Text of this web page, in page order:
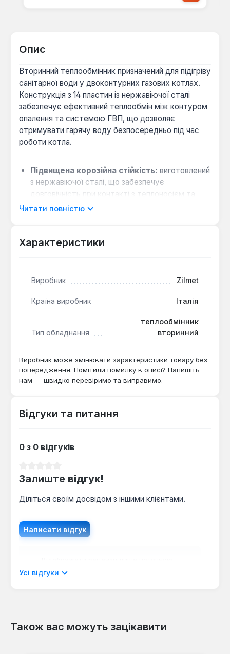
Опис
Вторинний теплообмінник призначений для підігріву
санітарної води у двоконтурних газових котлах.
Конструкція з 14 пластин із нержавіючої сталі
забезпечує ефективний теплообмін між контуром
опалення та системою ГВП, що дозволяє
отримувати гарячу воду безпосередньо під час
роботи котла.
Підвищена корозійна стійкість: виготовлений
з нержавіючої сталі, що забезпечує
довговічність при контакті з теплоносієм та
підігрітою водопровідною водою.
нагрів води з мінімальними тепловтратами.
двоконтурного котла при виході з ладу
Запчастина виробництва Zilmet підходить для
заміни в котлах відповідних моделей, де
вузол. Її встановлення відновлює роботу контуру
гарячого водопостачання, що робить деталь
ключовою для експлуатації котла в режимі
Читати повністю
Характеристики
Виробник Zilmet
Країна виробник Італія
Тип обладнання
теплообмінник
вторинний
Виробник може змінювати характеристики товару без
попередження. Помітили помилку в описі? Напишіть
нам — швидко перевіримо та виправимо.
Відгуки та питання
0 з 0 відгуків
Залиште відгук!
Діліться своїм досвідом з іншими клієнтами.
Написати відгук
мовою.
Відгуків не знайдено. Поділіться
Усі відгуки
Також вас можуть зацікавити